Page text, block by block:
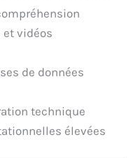
et vidéos
de données
technique
élevées